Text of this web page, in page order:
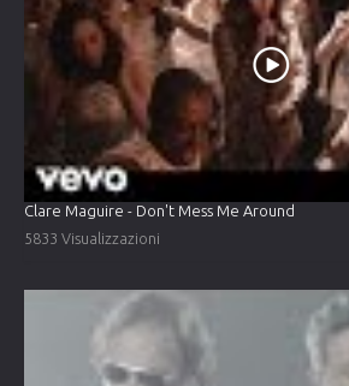
Clare Maguire - Don't Mess Me Around
5833 Visualizzazioni